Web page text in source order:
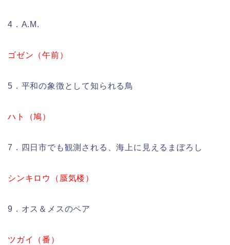
4．A.M.
ゴゼン（午前）
5．平和の象徴として知られる鳥
ハト（鳩）
7．四日市でも観測される、海上に見えるまぼろし
シンキロウ（蜃気楼）
9．オス＆メスのペア
ツガイ（番）